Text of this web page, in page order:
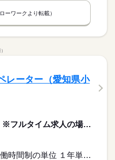
ローワークより転載）
レーター（愛知県小
230,420円〜271,800円 ※フルタイム求人の場合は月額（換算額）、パート求人の場合は時間額を表示しています。
変形労働時間制 変形労働時間制の単位 １年単位 就業時間１ 8時00分〜17時00分 就業時間２ 20時00分〜5時00分 就業時間に関する特記事項 一週間単位の二交替勤務となります。